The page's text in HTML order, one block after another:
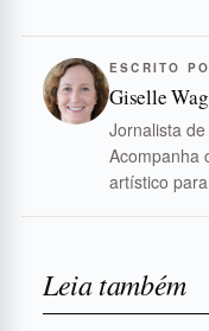
ESCRITO
Giselle
Jornalista
Acompanha
artístico
Leia também